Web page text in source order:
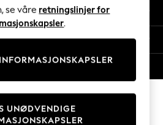
se våre retningslinjer for
.
UNØDVENDIGE